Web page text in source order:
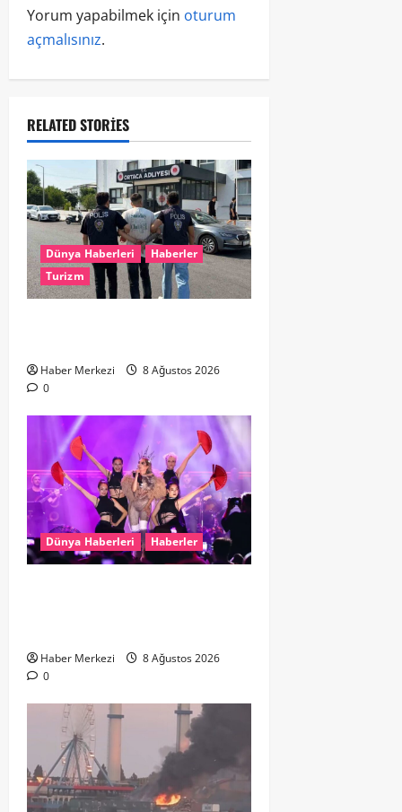
Yorum yapabilmek için oturum
açmalısınız.
RELATED STORIES
Dünya Haberleri
Haberler
Turizm
Haber Merkezi
8 Ağustos 2026
0
Dünya Haberleri Haberler
Haber Merkezi
8 Ağustos 2026
0